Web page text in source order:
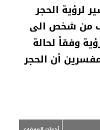
لرؤية الحجر
من شخص الى
وفقاً لحالة
أن الحجر